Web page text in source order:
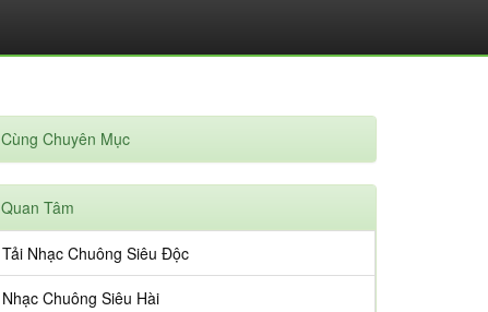
Cùng Chuyên Mục
Quan Tâm
Tải Nhạc Chuông Siêu Độc
Nhạc Chuông Siêu Hài